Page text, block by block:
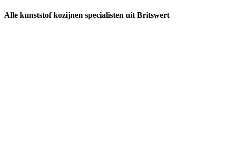
Alle kunststof kozijnen specialisten uit Britswert